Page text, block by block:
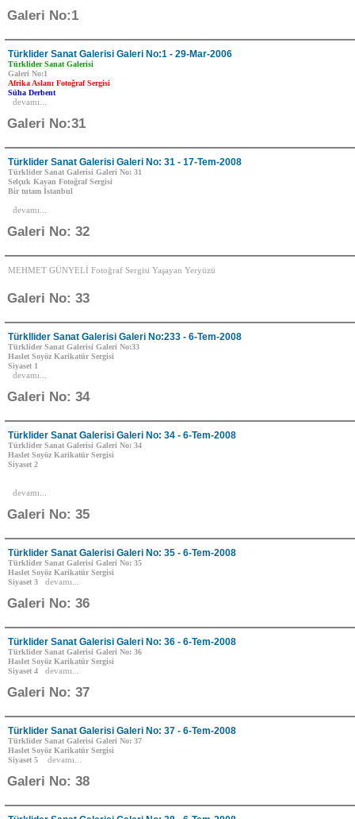
Galeri No:1
Türklider Sanat Galerisi Galeri No:1 - 29-Mar-2006
Türklider Sanat Galerisi
Galeri No:1
Afrika Aslanı Fotoğraf Sergisi
Süha Derbent
devamı...
Galeri No:31
Türklider Sanat Galerisi Galeri No: 31 - 17-Tem-2008
Türklider Sanat Galerisi Galeri No: 31
Selçuk Kayan Fotoğraf Sergisi
Bir tutam İstanbul
devamı...
Galeri No: 32
MEHMET GÜNYELİ Fotoğraf Sergisi Yaşayan Yeryüzü
Galeri No: 33
Türkllider Sanat Galerisi Galeri No:233 - 6-Tem-2008
Türklider Sanat Galerisi Galeri No:33
Haslet Soyöz Karikatür Sergisi
Siyaset 1
devamı...
Galeri No: 34
Türklider Sanat Galerisi Galeri No: 34 - 6-Tem-2008
Türklider Sanat Galerisi Galeri No: 34
Haslet Soyöz Karikatür Sergisi
Siyaset 2
devamı...
Galeri No: 35
Türklider Sanat Galerisi Galeri No: 35 - 6-Tem-2008
Türklider Sanat Galerisi Galeri No: 35
Haslet Soyöz Karikatür Sergisi
Siyaset 3
devamı...
Galeri No: 36
Türklider Sanat Galerisi Galeri No: 36 - 6-Tem-2008
Türklider Sanat Galerisi Galeri No: 36
Haslet Soyöz Karikatür Sergisi
Siyaset 4
devamı...
Galeri No: 37
Türklider Sanat Galerisi Galeri No: 37 - 6-Tem-2008
Türklider Sanat Galerisi Galeri No: 37
Haslet Soyöz Karikatür Sergisi
Siyaset 5
devamı...
Galeri No: 38